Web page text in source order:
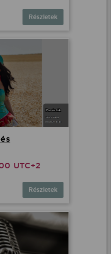
Részletek
UTC+2
Részletek